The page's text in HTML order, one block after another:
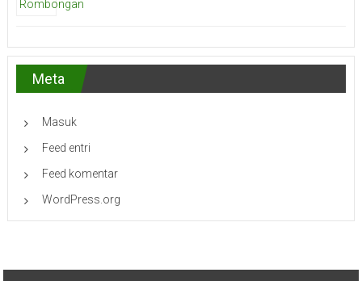
Meta
Masuk
Feed entri
Feed komentar
WordPress.org